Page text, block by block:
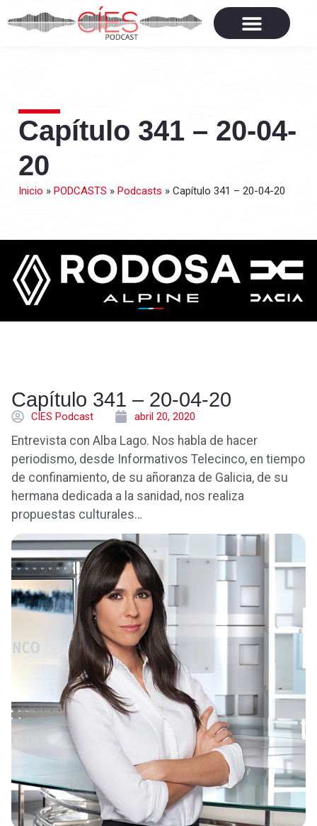
Capítulo 341 – 20-04-
20
Inicio » PODCASTS » Podcasts » Capítulo 341 – 20-04-20
Capítulo 341 – 20-04-20
CÍES Podcast abril 20, 2020
Entrevista con Alba Lago. Nos habla de hacer
periodismo, desde Informativos Telecinco, en tiempo
de confinamiento, de su añoranza de Galicia, de su
hermana dedicada a la sanidad, nos realiza
propuestas culturales…